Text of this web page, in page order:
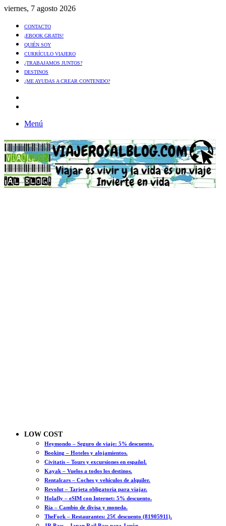
viernes, 7 agosto 2026
CONTACTO
¡EBOOK GRATIS!
QUIÉN SOY
CURRÍCULO VIAJERO
¿TRABAJAMOS JUNTOS?
DESTINOS
¿ME AYUDAS A CREAR CONTENIDO?
Menú
LOW COST
Heymondo – Seguro de viaje: 5% descuento.
Booking – Hoteles y alojamientos.
Civitatis – Tours y excursiones en español.
Kayak – Vuelos a todos los destinos.
Rentalcars – Coches y vehículos de alquiler.
Revolut – Tarjeta obligatoria para viajar.
Holafly – eSIM con Internet: 5% descuento.
Ria – Cambio de divisa y moneda.
TheFork – Restaurantes: 25€ descuento (81905911).